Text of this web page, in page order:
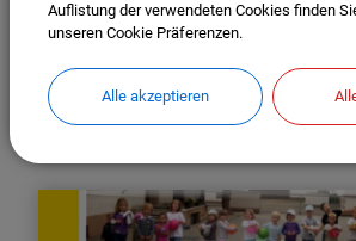
Kindertagesstätte St. Martin
Auflistung der verwendeten Cookies finden
unseren Cookie Präferenzen.
Alle akzeptieren